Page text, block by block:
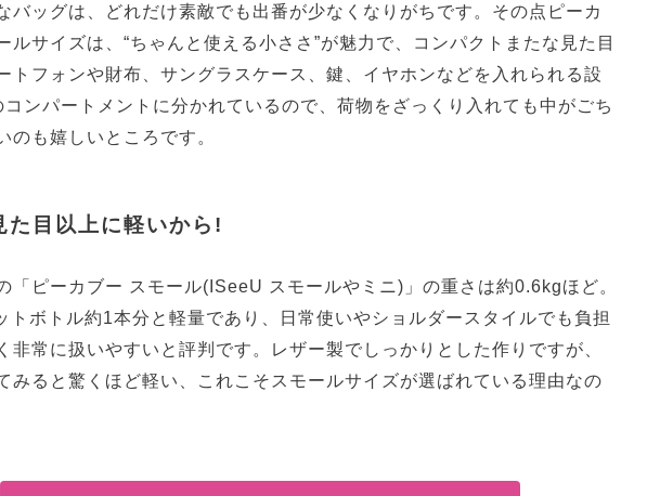
バッグは、どれだけ素敵でも出番が少なくなりがちです。その点ピーカ
ルサイズは、“ちゃんと使える小ささ”が魅力で、コンパクトまたな見た目
トフォンや財布、サングラスケース、鍵、イヤホンなどを入れられる設
ンパートメントに分かれているので、荷物をざっくり入れても中がごち
のも嬉しいところです。
た目以上に軽いから!
「ピーカブー スモール(ISeeU スモールやミニ)」の重さは約0.6kgほど。
トボトル約1本分と軽量であり、日常使いやショルダースタイルでも負担
非常に扱いやすいと評判です。レザー製でしっかりとした作りですが、
みると驚くほど軽い、これこそスモールサイズが選ばれている理由なの